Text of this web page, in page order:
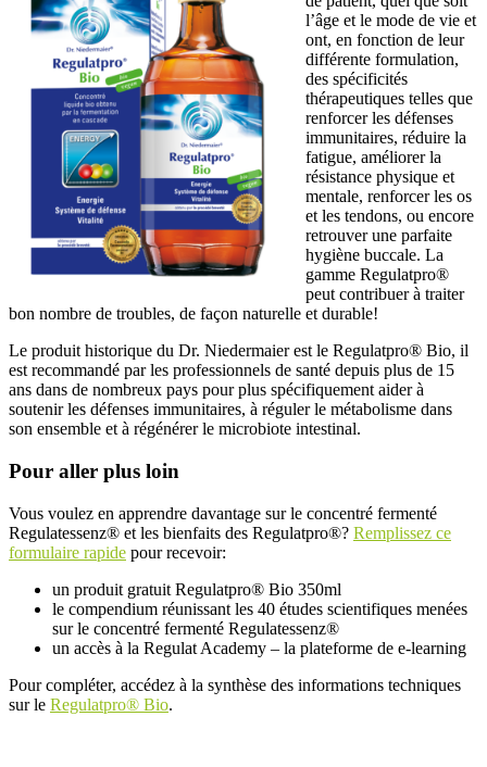
l’âge et le mode de vie et
ont, en fonction de leur
différente formulation,
des spécificités
thérapeutiques telles que
renforcer les défenses
immunitaires, réduire la
fatigue, améliorer la
résistance physique et
mentale, renforcer les os
et les tendons, ou encore
retrouver une parfaite
hygiène buccale. La
gamme Regulatpro®
peut contribuer à traiter
bon nombre de troubles, de façon naturelle et durable!
Le produit historique du Dr. Niedermaier est le Regulatpro® Bio, il
est recommandé par les professionnels de santé depuis plus de 15
ans dans de nombreux pays pour plus spécifiquement aider à
soutenir les défenses immunitaires, à réguler le métabolisme dans
son ensemble et à régénérer le microbiote intestinal.
Pour aller plus loin
Vous voulez en apprendre davantage sur le concentré fermenté
Regulatessenz® et les bienfaits des Regulatpro®? Remplissez ce
formulaire rapide pour recevoir:
un produit gratuit Regulatpro® Bio 350ml
le compendium réunissant les 40 études scientifiques menées
sur le concentré fermenté Regulatessenz®
un accès à la Regulat Academy – la plateforme de e-learning
Pour compléter, accédez à la synthèse des informations techniques
sur le Regulatpro® Bio.